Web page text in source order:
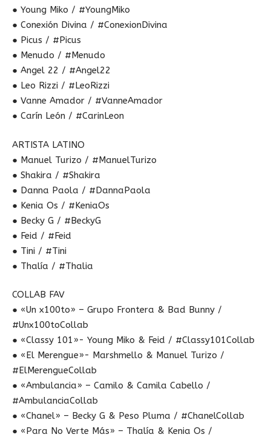
● Young Miko / #YoungMiko
● Conexión Divina / #ConexionDivina
● Picus / #Picus
● Menudo / #Menudo
● Angel 22 / #Angel22
● Leo Rizzi / #LeoRizzi
● Vanne Amador / #VanneAmador
● Carín León / #CarinLeon
ARTISTA LATINO
● Manuel Turizo / #ManuelTurizo
● Shakira / #Shakira
● Danna Paola / #DannaPaola
● Kenia Os / #KeniaOs
● Becky G / #BeckyG
● Feid / #Feid
● Tini / #Tini
● Thalía / #Thalia
COLLAB FAV
● «Un x100to» – Grupo Frontera & Bad Bunny /
#Unx100toCollab
● «Classy 101»- Young Miko & Feid / #Classy101Collab
● «El Merengue»- Marshmello & Manuel Turizo /
#ElMerengueCollab
● «Ambulancia» – Camilo & Camila Cabello /
#AmbulanciaCollab
● «Chanel» – Becky G & Peso Pluma / #ChanelCollab
● «Para No Verte Más» – Thalía & Kenia Os /